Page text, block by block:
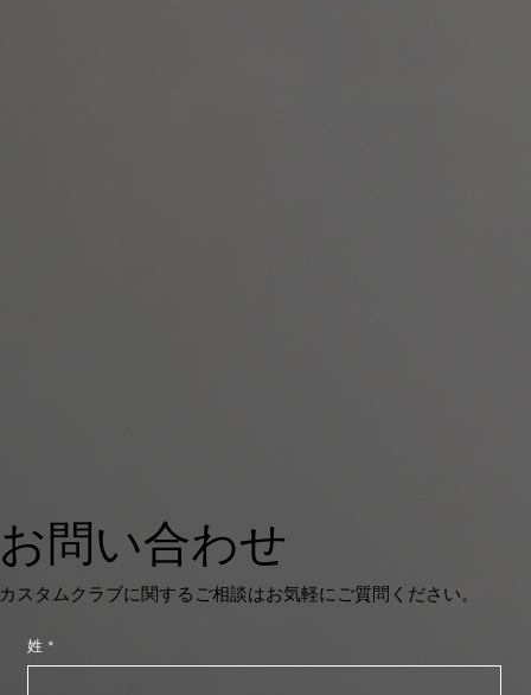
お問い合わせ
カスタムクラブに関するご相談はお気軽にご質問ください。
姓 *